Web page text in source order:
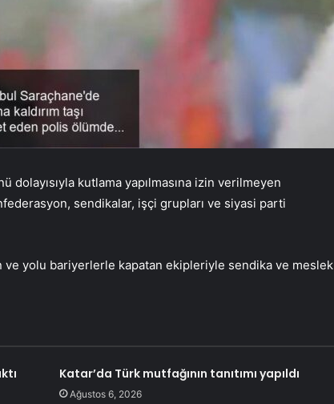
dolayısıyla kutlama yapılmasına izin verilmeyen
sendikalar, işçi grupları ve siyasi parti
ve yolu bariyerlerle kapatan ekipleriyle sendika ve meslek
Katar’da Türk mutfağının tanıtımı yapıldı
Ağustos 6, 2026